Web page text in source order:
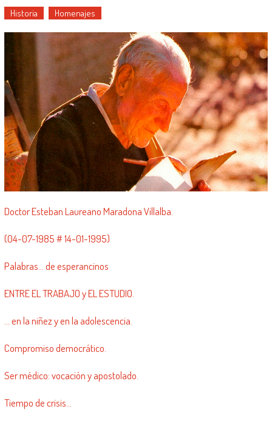
Historia Homenajes
Doctor Esteban Laureano Maradona Villalba.
(04-07-1985 # 14-01-1995)
Palabras… de esperancinos
ENTRE EL TRABAJO y EL ESTUDIO.
… en la niñez y en la adolescencia.
Compromiso democrático.
Ser médico: vocación y apostolado.
Tiempo de crisis…